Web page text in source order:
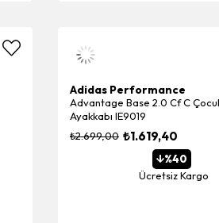
Adidas Performance
Advantage Base 2.0 Cf C
Ayakkabı IE9019
₺1.619,40
₺2.699,00
%40
Ücretsiz Kargo